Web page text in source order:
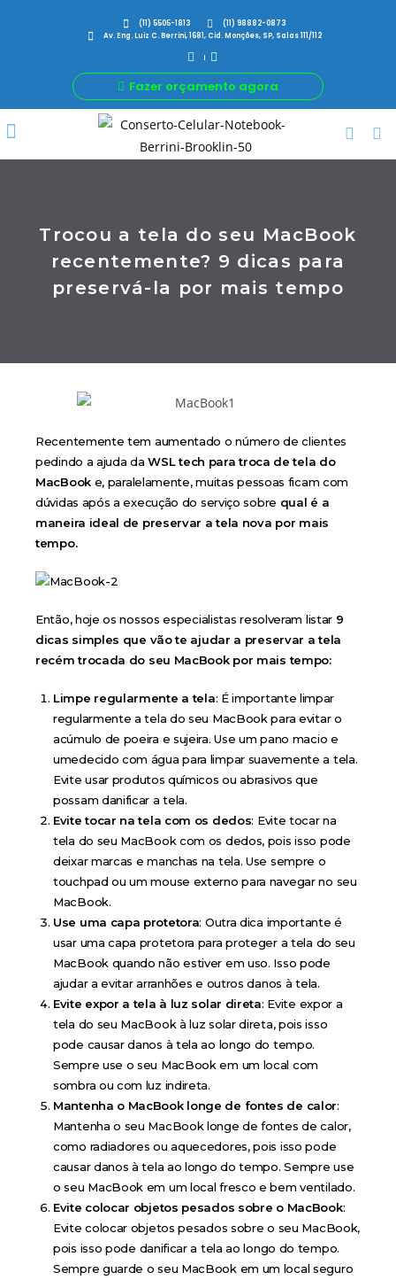
(11) 5505-1813
(11) 98882-0873
Av. Eng. Luiz C. Berrini, 1681, Cid. Monções, SP, Salas 111/112
Fazer orçamento agora
Trocou a tela do seu MacBook
recentemente? 9 dicas para
preservá-la por mais tempo
Recentemente tem aumentado o número de clientes
pedindo a ajuda daWSL tech para troca de tela do
MacBooke, paralelamente, muitas pessoas ficam com
dúvidas após a execução do serviço sobre qual é a
maneira ideal de preservar a tela nova por mais
tempo.
Então, hoje os nossos especialistas resolveram listar 9
dicas simples que vão te ajudar a preservar a tela
recém trocada do seu MacBook por mais tempo:
Limpe regularmente a tela: É importante limpar
regularmente a tela do seu MacBook para evitar o
acúmulo de poeira e sujeira. Use um pano macio e
umedecido com água para limpar suavemente a tela.
Evite usar produtos químicos ou abrasivos que
possam danificar a tela.
Evite tocar na tela com os dedos: Evite tocar na
tela do seu MacBook com os dedos, pois isso pode
deixar marcas e manchas na tela. Use sempre o
touchpad ou um mouse externo para navegar no seu
MacBook.
Use uma capa protetora: Outra dica importante é
usar uma capa protetora para proteger a tela do seu
MacBook quando não estiver em uso. Isso pode
ajudar a evitar arranhões e outros danos à tela.
Evite expor a tela à luz solar direta: Evite expor a
tela do seu MacBook à luz solar direta, pois isso
pode causar danos à tela ao longo do tempo.
Sempre use o seu MacBook em um local com
sombra ou com luz indireta.
Mantenha o MacBook longe de fontes de calor:
Mantenha o seu MacBook longe de fontes de calor,
como radiadores ou aquecedores, pois isso pode
causar danos à tela ao longo do tempo. Sempre use
o seu MacBook em um local fresco e bem ventilado.
Evite colocar objetos pesados sobre o MacBook:
Evite colocar objetos pesados sobre o seu MacBook,
pois isso pode danificar a tela ao longo do tempo.
Sempre guarde o seu MacBook em um local seguro